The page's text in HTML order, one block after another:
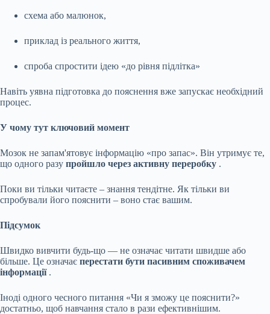
схема або малюнок,
приклад із реального життя,
спроба спростити ідею «до рівня підлітка»
Навіть уявна підготовка до пояснення вже запускає необхідний
процес.
У чому тут ключовий момент
Мозок не запам'ятовує інформацію «про запас». Він утримує те,
що одного разу пройшло через активну переробку .
Поки ви тільки читаєте – знання тендітне. Як тільки ви
спробували його пояснити – воно стає вашим.
Підсумок
Швидко вивчити будь-що — не означає читати швидше або
більше. Це означає перестати бути пасивним споживачем
інформації.
Іноді одного чесного питання «Чи я зможу це пояснити?»
достатньо, щоб навчання стало в рази ефективнішим.